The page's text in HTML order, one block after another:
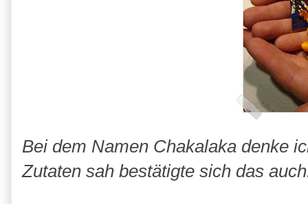
Bei dem Namen Chakalaka denke
Zutaten sah bestätigte sich das